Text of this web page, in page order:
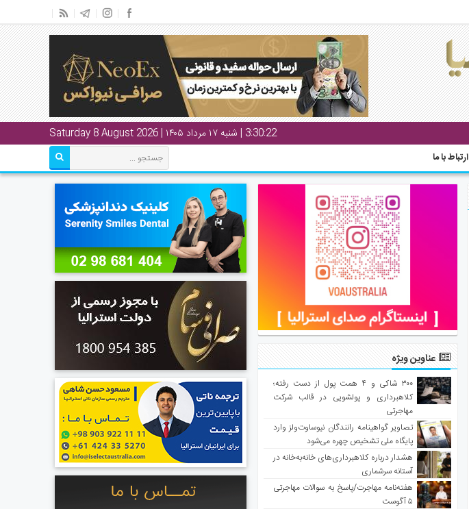
3:30:23 | شنبه ۱۷ مرداد ۱۴۰۵ | Saturday 8 August 2026
ارتباط با ما
عناوین ویژه
۳۰۰ شاکی و ۴ همت پول از دست رفته؛
کلاهبرداری و پولشویی در قالب شرکت
مهاجرتی
تصاویر گواهینامه رانندگان نیوساوت‌ولز وارد
پایگاه ملی تشخیص چهره می‌شود
هشدار درباره کلاهبرداری‌های خانه‌به‌خانه در
آستانه سرشماری
هفته‌نامه مهاجرت/پاسخ به سوالات مهاجرتی
۵ آگوست